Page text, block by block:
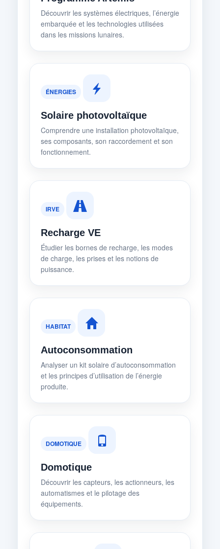
Découvrir les systèmes électriques, l’énergie
embarquée et les technologies utilisées
dans les missions lunaires.
ÉNERGIES
Solaire photovoltaïque
Comprendre une installation photovoltaïque,
ses composants, son raccordement et son
fonctionnement.
IRVE
Recharge VE
Étudier les bornes de recharge, les modes
de charge, les prises et les notions de
puissance.
HABITAT
Autoconsommation
Analyser un kit solaire d’autoconsommation
et les principes d’utilisation de l’énergie
produite.
DOMOTIQUE
Domotique
Découvrir les capteurs, les actionneurs, les
automatismes et le pilotage des
équipements.